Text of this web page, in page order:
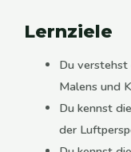
Lernziele
Du verstehst
Malens und
Du kennst
der